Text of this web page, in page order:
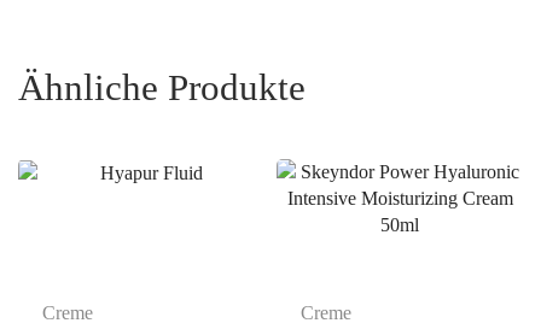
Ähnliche Produkte
Creme Creme